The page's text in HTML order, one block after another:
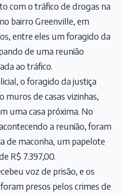
com o tráfico de drogas na
bairro Greenville, em
entre eles um foragido da
de uma reunião
ao tráfico.
o foragido da justiça
de casas vizinhas,
uma casa próxima. No
a reunião, foram
de maconha, um papelote
R$ 7.397,00.
voz de prisão, e os
presos pelos crimes de